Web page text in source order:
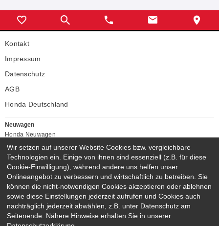
Kontakt
Impressum
Datenschutz
AGB
Honda Deutschland
Neuwagen
Honda Neuwagen
Gebrauchtwagen
Honda Gebrauchtwagen
Honda Vorführwagen
Gesamtbestand
NEUWAGENMODELLE
HONDA NSX
HONDA JAZZ E:HEV
HONDA CIVIC E:HEV
HONDA PRELUDE E:HEV
Wir setzen auf unserer Website Cookies bzw. vergleichbare
Technologien ein. Einige von ihnen sind essenziell (z.B. für diese
Cookie-Einwilligung), während andere uns helfen unser
Onlineangebot zu verbessern und wirtschaftlich zu betreiben. Sie
können die nicht-notwendigen Cookies akzeptieren oder ablehnen
sowie diese Einstellungen jederzeit aufrufen und Cookies auch
nachträglich jederzeit abwählen, z.B. unter Datenschutz am
Seitenende. Nähere Hinweise erhalten Sie in unserer